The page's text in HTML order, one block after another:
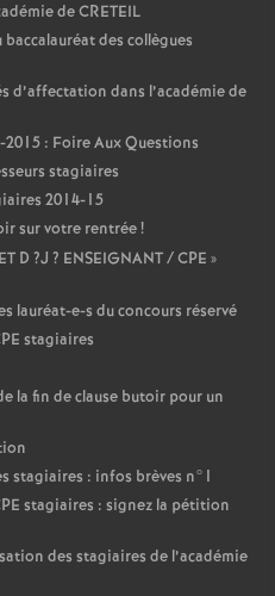
deCRETEIL
des collègues
d’affectation dans l’académie de
: Foire Aux Questions
stagiaires
2014-15
sur votre rentrée!
ET D ?J ? ENSEIGNANT/CPE »
lauréat-e-s du concours réservé
stagiaires
la fin de clause butoir pour un
stagiaires : infos brèves n°1
stagiaires : signez la pétition
des stagiaires de l’académie